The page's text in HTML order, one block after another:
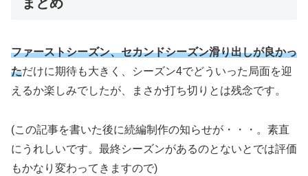
ファーストシーズン、セカンドシーズン滑り出しが良かっ
ただけに期待も大きく、シーズン4でどういった局面を迎
えるか楽しみでしたが、まさか打ち切りとは残念です。
(この記事を書いた後に続編制作の知らせが・・・。素直
にうれしいです。最終シーズンがあるのとないとでは評価
もかなり変わってきますので)